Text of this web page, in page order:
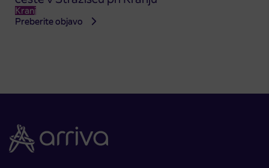
Kranj
Preberite objavo